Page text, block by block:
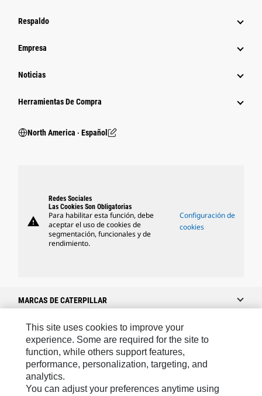
Respaldo
Empresa
Noticias
Herramientas De Compra
North America ‧ Español
warning
Redes Sociales
Las Cookies Son Obligatorias
Para habilitar esta función, debe
aceptar el uso de cookies de
segmentación, funcionales y de
rendimiento.
Configuración de
cookies
MARCAS DE CATERPILLAR
Caterpillar.com
Caterpillar Contacto
Mis Preferencias De Marketing
This site uses cookies to improve your
experience. Some are required for the site to
function, while others support features,
performance, personalization, targeting, and
analytics.
You can adjust your preferences anytime using